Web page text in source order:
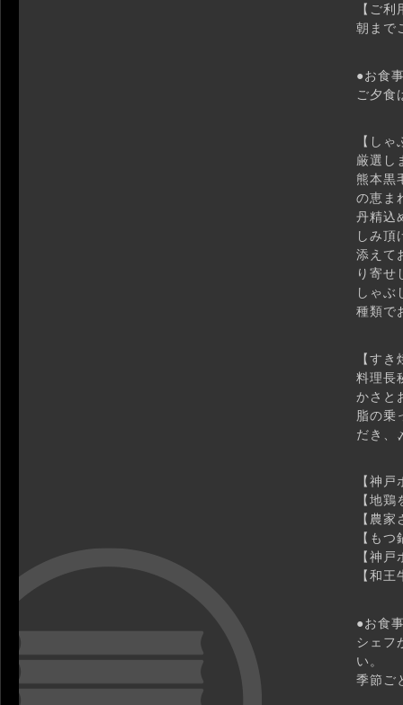
【ご
朝まで
●お食
ご夕食
【し
厳選し
熊本黒
の恵ま
丹精込
しみ頂
添えて
り寄せ
しゃぶ
種類で
【すき
料理長
かさと
脂の乗
だき、
【神
【地
【農
【もつ
【神
【和
●お食
シェフ
い。
季節ご